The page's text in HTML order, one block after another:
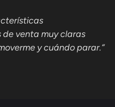
de venta muy claras
y cuándo parar.“